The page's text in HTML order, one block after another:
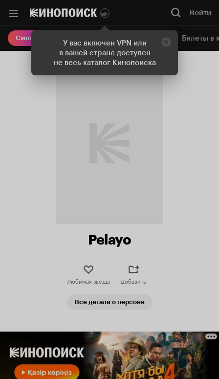
У вас включен VPN или
в вашей стране доступен
не весь каталог Кинопоиска
Войти
Смотреть кино Онлайн-кинотеатр Билеты в
Pelayo
Любимая звезда Добавить
Все детали о персоне